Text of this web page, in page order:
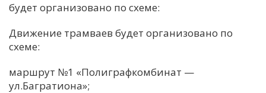
И
будет организовано по схеме:
Движение трамваев будет организовано по
схеме:
маршрут №1 «Полиграфкомбинат —
ул.Багратиона»;